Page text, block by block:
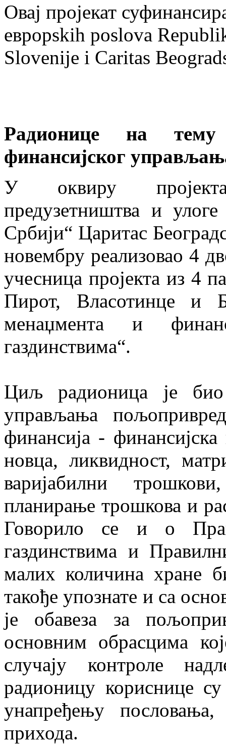
Овај пројекат
евроpskih poslova
Slovenije i Caritas
Радионице на
финансијског
У оквиру
предузетништва и
Србији“ Царитас
новембру реализовао 4
учесница пројекта из 4
Пирот, Власотинце и
менаџмента и
газдинствима“.
Циљ радионица је био
управљања
финансија -
новца, ликвидност,
варијабилни
планирање трошкова и
Говорило се и о
газдинствима и
малих количина хране
такође упознате и са
је обавеза за
основним обрасцима
случају контроле
радионицу кориснице
унапређењу
прихода.